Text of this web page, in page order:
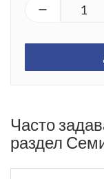
Часто
раздел